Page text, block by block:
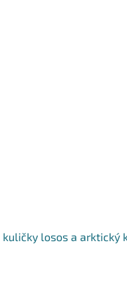
kuličky losos a arktický